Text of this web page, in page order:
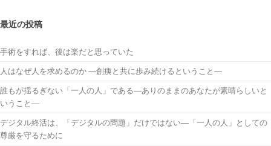
最近の投稿
手術をすれば、後は楽だと思っていた
人はなぜ人を求めるのか ―創痍と共に歩み続けるということ―
誰もが揺るぎない「一人の人」である―ありのままのあなたが素晴らしいと
いうこと―
デジタル終活は、「デジタルの問題」だけではない―「一人の人」としての
尊厳を守るために